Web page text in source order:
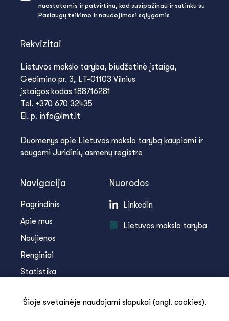
Rekvizitai
Lietuvos mokslo taryba, biudžetinė įstaiga,
Gedimino pr. 3, LT-01103 Vilnius
įstaigos kodas 188716281
Tel. +370 670 32435
El. p. info@lmt.lt
Duomenys apie Lietuvos mokslo tarybą kaupiami ir
saugomi Juridinių asmenų registre
Navigacija
Pagrindinis
Apie mus
Naujienos
Renginiai
Statistika
Kontaktai
Nuorodos
LinkedIn
Lietuvos mokslo taryba
nuostatomis ir patvirtinu, kad susipažinau ir sutinku su
Paslaugų teikimo ir naudojimosi sąlygomis
Šioje svetainėje naudojami slapukai (angl. cookies).